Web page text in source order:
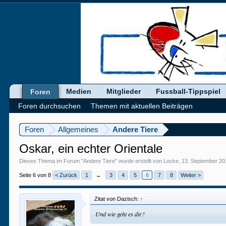
Foren Allgemeines Andere Tiere
Oskar, ein echter Orientale
Dieses Thema im Forum "Andere Tiere" wurde erstellt von Locke 13. September
Seite 6 von 8 < Zurück 1 ← 3 4 5 6 7 8 Weiter >
Zitat von Dazisch: ↑
Und wie geht es dir?
Foren
Foren durchsuchen
Themen mit aktuellen Beiträgen
Medien Mitglieder Fussball-Tippspiel